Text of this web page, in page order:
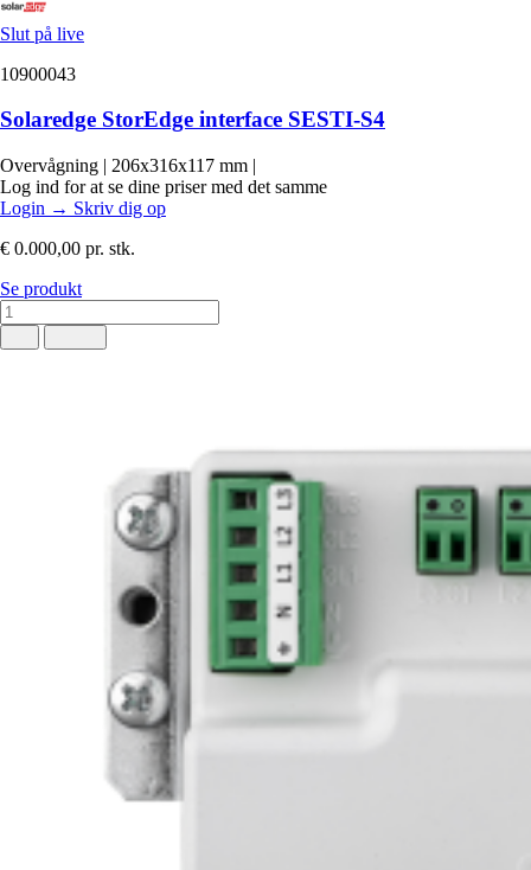
Slut på live
10900043
Solaredge StorEdge interface SESTI-S4
Overvågning | 206x316x117 mm |
Log ind for at se dine priser med det samme
Login → Skriv dig op
€ 0.000,00 pr. stk.
Se produkt